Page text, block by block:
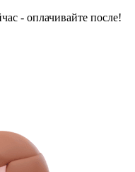
- оплачивайте после!